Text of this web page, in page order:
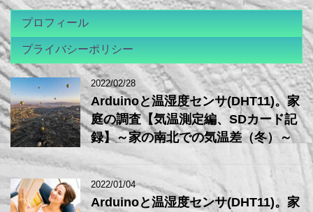
プロフィール
プライバシーポリシー
2022/02/28
Arduinoと温湿度センサ(DHT11)。家
庭の調査【気温測定編、SDカード記
録】～家の南北での気温差（冬）～
2022/01/04
Arduinoと温湿度センサ(DHT11)。家